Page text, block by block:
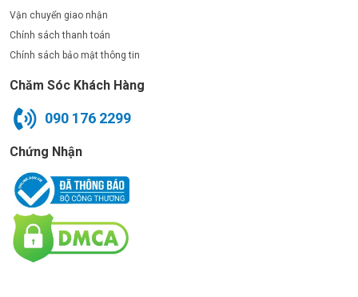
Vận chuyển giao nhận
Chính sách thanh toán
Chính sách bảo mật thông tin
Chăm Sóc Khách Hàng
090 176 2299
Chứng Nhận